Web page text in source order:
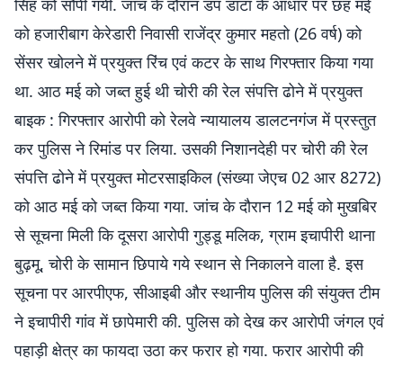
सिंह को सौंपी गयी. जांच के दौरान डंप डाटा के आधार पर छह मई
को हजारीबाग केरेडारी निवासी राजेंद्र कुमार महतो (26 वर्ष) को
सेंसर खोलने में प्रयुक्त रिंच एवं कटर के साथ गिरफ्तार किया गया
था. आठ मई को जब्त हुई थी चोरी की रेल संपत्ति ढोने में प्रयुक्त
बाइक : गिरफ्तार आरोपी को रेलवे न्यायालय डालटनगंज में प्रस्तुत
कर पुलिस ने रिमांड पर लिया. उसकी निशानदेही पर चोरी की रेल
संपत्ति ढोने में प्रयुक्त मोटरसाइकिल (संख्या जेएच 02 आर 8272)
को आठ मई को जब्त किया गया. जांच के दौरान 12 मई को मुखबिर
से सूचना मिली कि दूसरा आरोपी गुड्डू मलिक, ग्राम इचापीरी थाना
बुढ़मू, चोरी के सामान छिपाये गये स्थान से निकालने वाला है. इस
सूचना पर आरपीएफ, सीआइबी और स्थानीय पुलिस की संयुक्त टीम
ने इचापीरी गांव में छापेमारी की. पुलिस को देख कर आरोपी जंगल एवं
पहाड़ी क्षेत्र का फायदा उठा कर फरार हो गया. फरार आरोपी की